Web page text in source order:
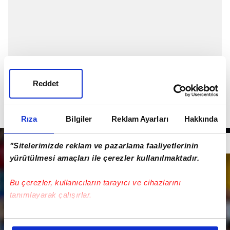
Rıza Bilgiler Reklam Ayarları Hakkında
"Sitelerimizde reklam ve pazarlama faaliyetlerinin
yürütülmesi amaçları ile çerezler kullanılmaktadır.
Bu çerezler, kullanıcıların tarayıcı ve cihazlarını
tanımlayarak çalışırlar.
Bu çerezlere izin vermeniz halinde sizlere özel
Reddet